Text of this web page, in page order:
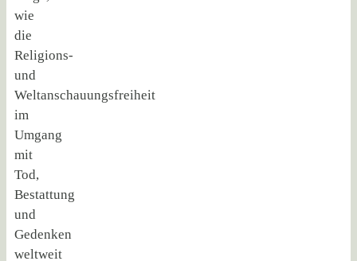
wie
die
Religions-
und
Weltanschauungsfreiheit
im
Umgang
mit
Tod,
Bestattung
und
Gedenken
weltweit